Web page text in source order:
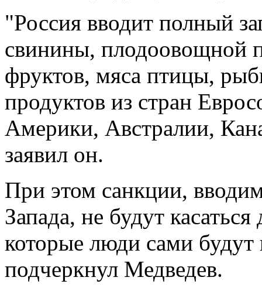
"Россия вводит полный
свинины, плодоовощной
фруктов, мяса птицы,
продуктов из стран
Америки, Австралии,
заявил он.
При этом санкции,
Запада, не будут
которые люди сами будут
подчеркнул Медведев.